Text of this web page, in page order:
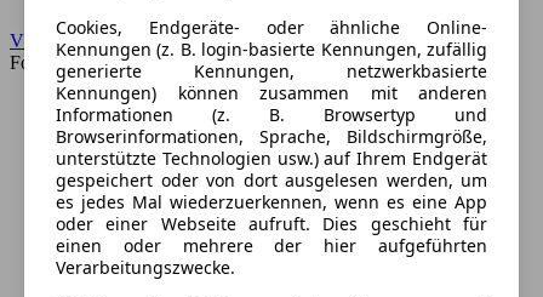
VW
Forum
Cookies, Endgeräte- oder ähnliche Online-
Kennungen (z. B. login-basierte Kennungen, zufällig
generierte Kennungen, netzwerkbasierte
Kennungen) können zusammen mit anderen
Informationen (z. B. Browsertyp und
Browserinformationen, Sprache, Bildschirmgröße,
unterstützte Technologien usw.) auf Ihrem Endgerät
gespeichert oder von dort ausgelesen werden, um
es jedes Mal wiederzuerkennen, wenn es eine App
oder einer Webseite aufruft. Dies geschieht für
einen oder mehrere der hier aufgeführten
Verarbeitungszwecke.